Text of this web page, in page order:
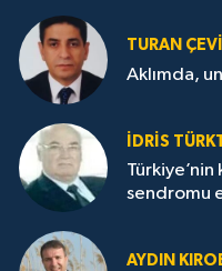
TURAN
Aklımda,
İDRİS
sendromu
AYDIN